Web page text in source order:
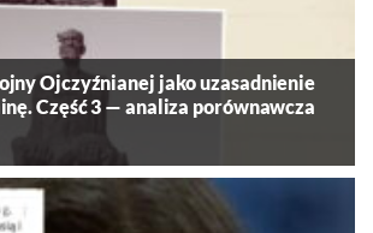
Ojczyźnianej jako uzasadnienie
Część 3 — analiza porównawcza
krajach postsowieckich oraz byłego